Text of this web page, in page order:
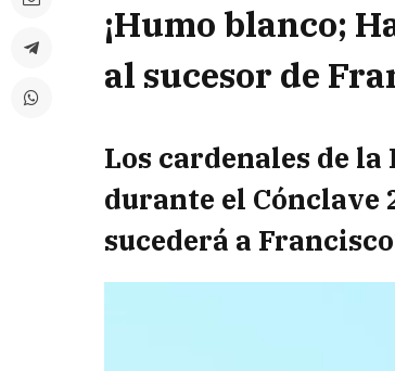
¡Humo blanco;
al sucesor de
Los cardenales de
durante el Cónclave
sucederá a